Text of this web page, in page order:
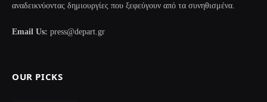
αναδεικνύοντας δημιουργίες που ξεφεύγουν από τα συνηθισμένα.
Email Us: press@depart.gr
OUR PICKS